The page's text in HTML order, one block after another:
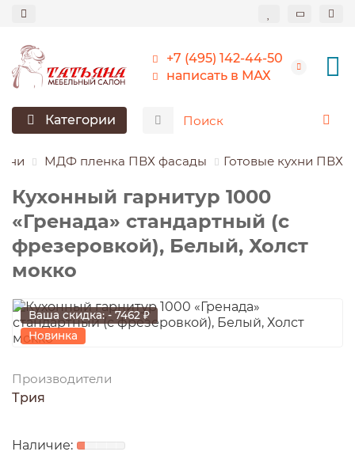
+7 (495) 142-44-50
написать в МАХ
Категории
МДФ пленка ПВХ фасады Готовые кухни ПВХ
Кухонный гарнитур 1000
«Гренада» стандартный (с
фрезеровкой), Белый, Холст
мокко
Ваша скидка: - 7462 ₽
Новинка
Производители
Трия